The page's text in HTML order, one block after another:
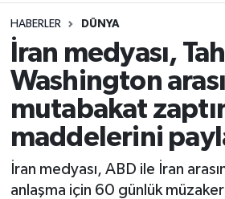
HABERLER DÜNYA
İran medyası,
Washington
mutabakat
maddelerini
İran medyası, ABD ile İran
anlaşma için 60 günlük
Güncel
Eği̇ti̇m
Resmi İlanlar
Sağlık
Si̇yaset
Ergani Trafik Yoğunluk
Süper Lig Puan Durumu ve
Tüm Manşetler
Son Dakika Haberleri
Haber Arşivi